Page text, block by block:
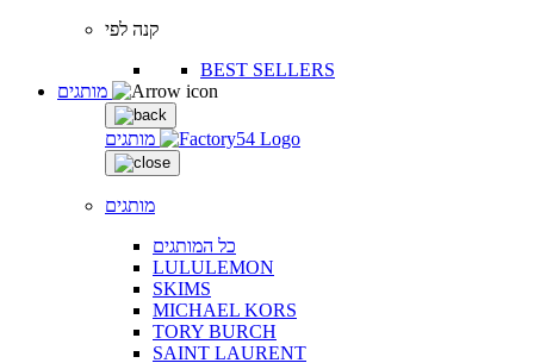
קנה לפי
BEST SELLERS
מותגים
מותגים
כל המותגים
LULULEMON
SKIMS
MICHAEL KORS
TORY BURCH
SAINT LAURENT